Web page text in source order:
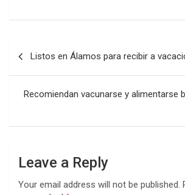
Listos en Álamos para recibir a
Recomiendan vacunarse y alimentarse
Leave a Reply
Your email address will not be published.